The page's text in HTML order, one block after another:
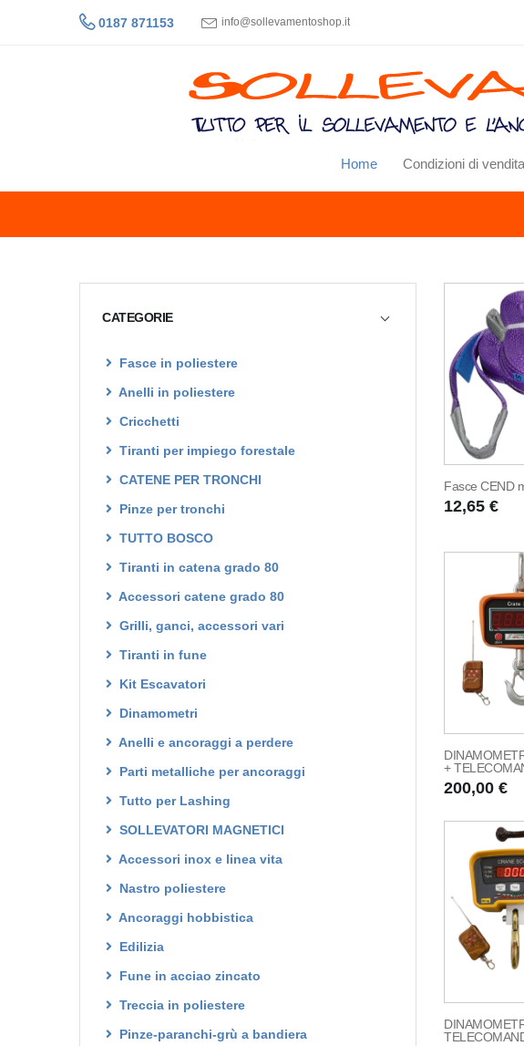
0187 871153 info@sollevamentoshop.it
Home Condizioni di vendita
CATEGORIE
Fasce in poliestere
Anelli in poliestere
Cricchetti
Tiranti per impiego forestale
CATENE PER TRONCHI
Pinze per tronchi
TUTTO BOSCO
Tiranti in catena grado 80
Accessori catene grado 80
Grilli, ganci, accessori vari
Tiranti in fune
Kit Escavatori
Dinamometri
Anelli e ancoraggi a perdere
Parti metalliche per ancoraggi
Tutto per Lashing
SOLLEVATORI MAGNETICI
Accessori inox e linea vita
Nastro poliestere
Ancoraggi hobbistica
Edilizia
Fune in acciao zincato
Treccia in poliestere
Pinze-paranchi-grù a bandiera
Fasce CEND
12,65 €
+
200,00 €